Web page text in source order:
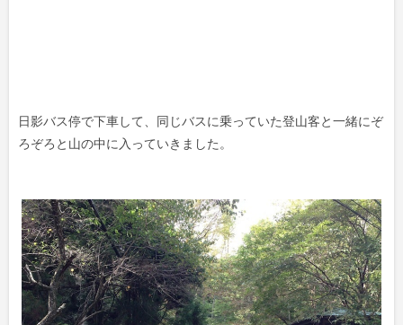
日影バス停で下車して、同じバスに乗っていた登山客と一緒にぞ
ろぞろと山の中に入っていきました。